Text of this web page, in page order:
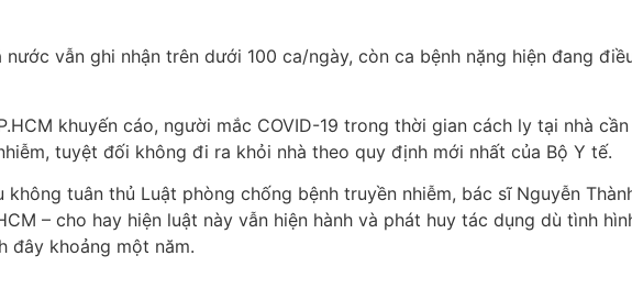
vẫn ghi nhận trên dưới 100 ca/ngày, còn ca bệnh nặng hiện đang
khuyến cáo, người mắc COVID-19 trong thời gian cách ly tại nhà
tuyệt đối không đi ra khỏi nhà theo quy định mới nhất của Bộ Y tế.
tuân thủ Luật phòng chống bệnh truyền nhiễm, bác sĩ Nguyễn
– cho hay hiện luật này vẫn hiện hành và phát huy tác dụng dù tình
đây khoảng một năm.